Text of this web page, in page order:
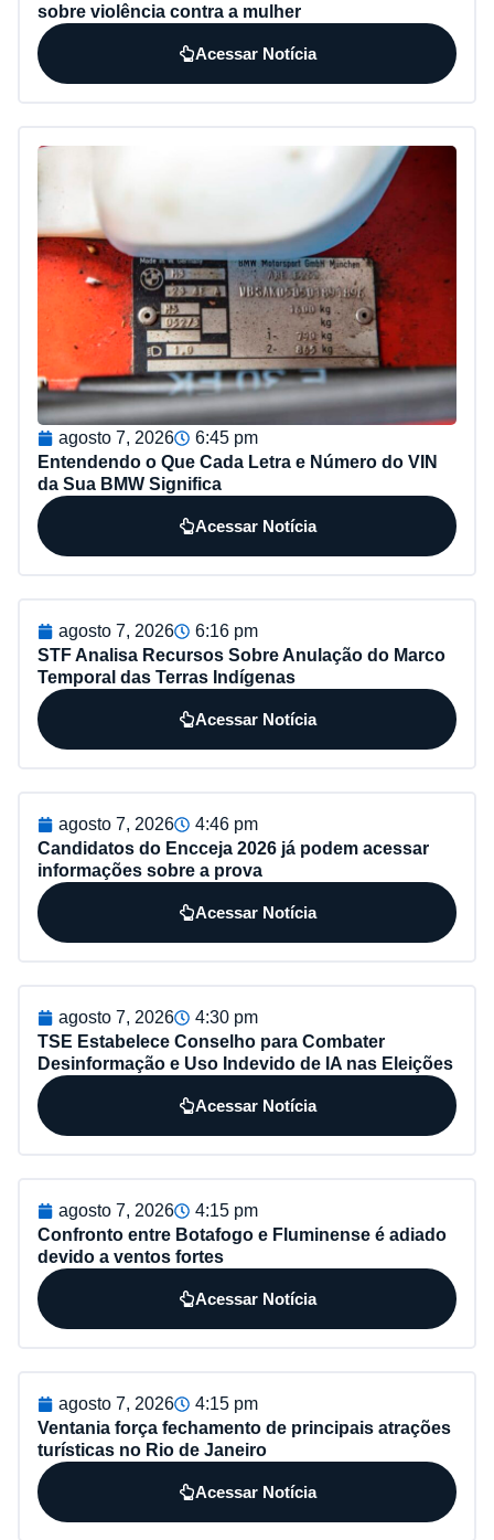
sobre violência contra a mulher
Acessar Notícia
agosto 7, 2026
6:45 pm
Entendendo o Que Cada Letra e Número do VIN
da Sua BMW Significa
Acessar Notícia
agosto 7, 2026
6:16 pm
STF Analisa Recursos Sobre Anulação do Marco
Temporal das Terras Indígenas
Acessar Notícia
agosto 7, 2026
4:46 pm
Candidatos do Encceja 2026 já podem acessar
informações sobre a prova
Acessar Notícia
agosto 7, 2026
4:30 pm
TSE Estabelece Conselho para Combater
Desinformação e Uso Indevido de IA nas Eleições
Acessar Notícia
agosto 7, 2026
4:15 pm
Confronto entre Botafogo e Fluminense é adiado
devido a ventos fortes
Acessar Notícia
agosto 7, 2026
4:15 pm
Ventania força fechamento de principais atrações
turísticas no Rio de Janeiro
Acessar Notícia